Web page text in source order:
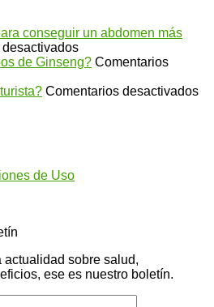
conseguir un abdomen más
en
Infusión
salvia
de Ginseng? Comentarios
Comentarios desactivadosen
de Uso
actualidad sobre salud,
ese es nuestro boletín.